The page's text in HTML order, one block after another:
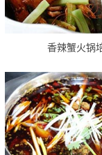
香辣蟹火锅